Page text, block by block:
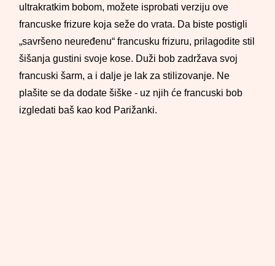
ultrakratkim bobom, možete isprobati verziju ove
francuske frizure koja seže do vrata. Da biste postigli
„savršeno neuređenu“ francusku frizuru, prilagodite stil
šišanja gustini svoje kose. Duži bob zadržava svoj
francuski šarm, a i dalje je lak za stilizovanje. Ne
plašite se da dodate šiške - uz njih će francuski bob
izgledati baš kao kod Parižanki.